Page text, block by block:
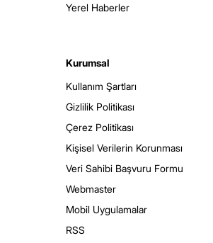
Yerel Haberler
Kurumsal
Kullanım Şartları
Gizlilik Politikası
Çerez Politikası
Kişisel Verilerin Korunması
Veri Sahibi Başvuru Formu
Webmaster
Mobil Uygulamalar
RSS